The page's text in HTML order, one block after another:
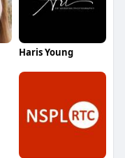
Haris Young